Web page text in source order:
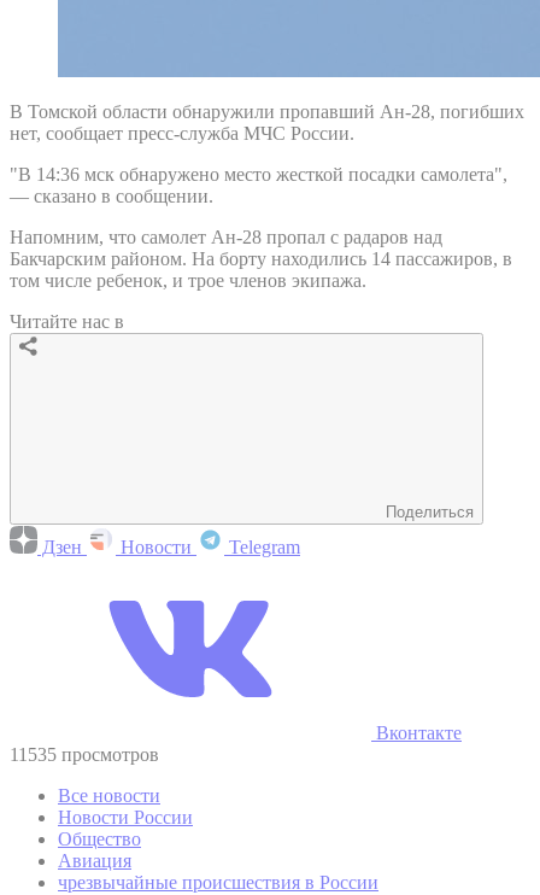
В Томской области обнаружили пропавший Ан-28, погибших
нет, сообщает пресс-служба МЧС России.
"В 14:36 мск обнаружено место жесткой посадки самолета",
— сказано в сообщении.
Напомним, что самолет Ан-28 пропал с радаров над
Бакчарским районом. На борту находились 14 пассажиров, в
том числе ребенок, и трое членов экипажа.
Читайте нас в
Поделиться
Дзен Новости Telegram
Вконтакте
11535 просмотров
Все новости
Новости России
Общество
Авиация
чрезвычайные происшествия в России